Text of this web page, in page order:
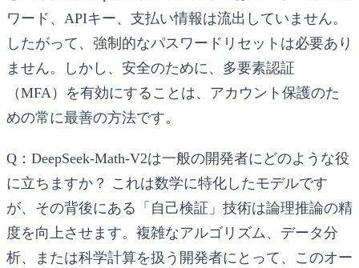
ワード、APIキー、支払い情報は流出していません。
したがって、強制的なパスワードリセットは必要あり
ません。しかし、安全のために、多要素認証
（MFA）を有効にすることは、アカウント保護のた
めの常に最善の方法です。
Q：DeepSeek-Math-V2は一般の開発者にどのような役
に立ちますか？ これは数学に特化したモデルです
が、その背後にある「自己検証」技術は論理推論の精
度を向上させます。複雑なアルゴリズム、データ分
析、または科学計算を扱う開発者にとって、このオー